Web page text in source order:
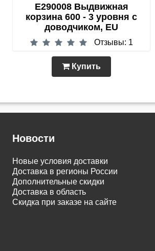
E290008 Выдвижная
корзина 600 - 3 уровня с
доводчиком, EU
Отзывы: 1
Купить
Новости
Новые условия доставки
Доставка в регионы России
Дополнительные скидки
Доставка в область
Скидка при заказе на сайте